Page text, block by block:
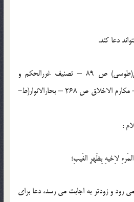
دعا کند.
امالی(مفید) ص 317 – امالی(طوسی) ص 89 – تصنیف غررالحکم و
دررالکلم ص 192 ، ح 3742 – مکارم الاخلاق ص 268 – بحارالانوار(ط-
لاِخیهِ‌ بِظَهرِ الغَیبِ؛
رود و زودتر به اجابت می رسد،‌ دعا برای